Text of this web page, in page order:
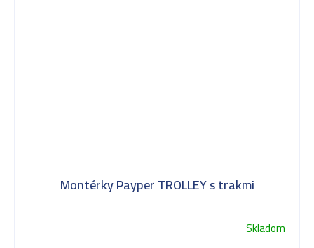
Montérky Payper TROLLEY s trakmi
Skladom